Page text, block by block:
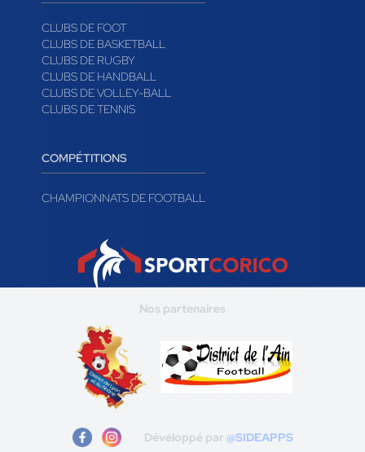
CLUBS DE FOOT
CLUBS DE BASKETBALL
CLUBS DE RUGBY
CLUBS DE HANDBALL
CLUBS DE VOLLEY-BALL
CLUBS DE TENNIS
COMPÉTITIONS
CHAMPIONNATS DE FOOTBALL
Nos partenaires
Développé par @SIDEAPPS